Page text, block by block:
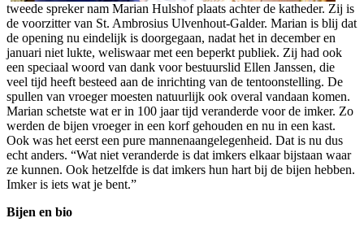
tweede spreker nam Marian Hulshof plaats achter de katheder. Zij is
de voorzitter van St. Ambrosius Ulvenhout-Galder. Marian is blij dat
de opening nu eindelijk is doorgegaan, nadat het in december en
januari niet lukte, weliswaar met een beperkt publiek. Zij had ook
een speciaal woord van dank voor bestuurslid Ellen Janssen, die
veel tijd heeft besteed aan de inrichting van de tentoonstelling. De
spullen van vroeger moesten natuurlijk ook overal vandaan komen.
Marian schetste wat er in 100 jaar tijd veranderde voor de imker. Zo
werden de bijen vroeger in een korf gehouden en nu in een kast.
Ook was het eerst een pure mannenaangelegenheid. Dat is nu dus
echt anders. “Wat niet veranderde is dat imkers elkaar bijstaan waar
ze kunnen. Ook hetzelfde is dat imkers hun hart bij de bijen hebben.
Imker is iets wat je bent.”
Bijen en bio